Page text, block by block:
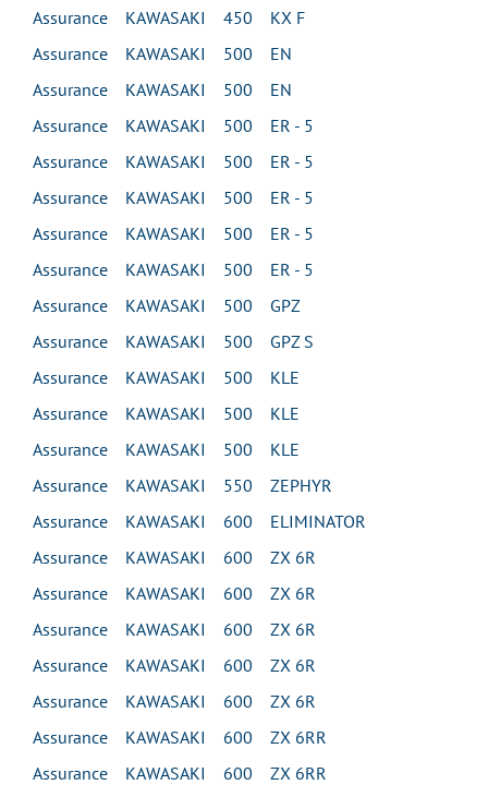
Assurance KAWASAKI 450 KX F
Assurance KAWASAKI 500 EN
Assurance KAWASAKI 500 EN
Assurance KAWASAKI 500 ER - 5
Assurance KAWASAKI 500 ER - 5
Assurance KAWASAKI 500 ER - 5
Assurance KAWASAKI 500 ER - 5
Assurance KAWASAKI 500 ER - 5
Assurance KAWASAKI 500 GPZ
Assurance KAWASAKI 500 GPZ S
Assurance KAWASAKI 500 KLE
Assurance KAWASAKI 500 KLE
Assurance KAWASAKI 500 KLE
Assurance KAWASAKI 550 ZEPHYR
Assurance KAWASAKI 600 ELIMINATOR
Assurance KAWASAKI 600 ZX 6R
Assurance KAWASAKI 600 ZX 6R
Assurance KAWASAKI 600 ZX 6R
Assurance KAWASAKI 600 ZX 6R
Assurance KAWASAKI 600 ZX 6R
Assurance KAWASAKI 600 ZX 6RR
Assurance KAWASAKI 600 ZX 6RR